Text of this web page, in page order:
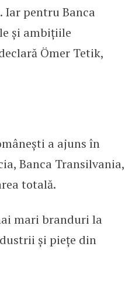
Iar pentru Banca
și ambițiile
Ömer Tetik,
a ajuns în
Banca Transilvania,
totală.
mari branduri la
și piețe din